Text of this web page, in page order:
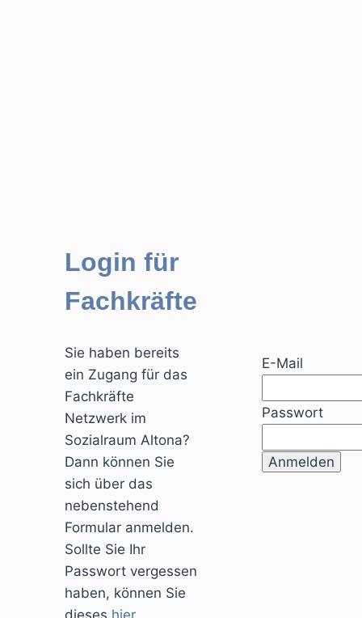
Login für
Fachkräfte
Sie haben bereits
ein Zugang für das
Fachkräfte
Netzwerk im
Sozialraum Altona?
Dann können Sie
sich über das
nebenstehend
Formular anmelden.
Sollte Sie Ihr
Passwort vergessen
haben, können Sie
dieses hier
E-Mail
Passwort